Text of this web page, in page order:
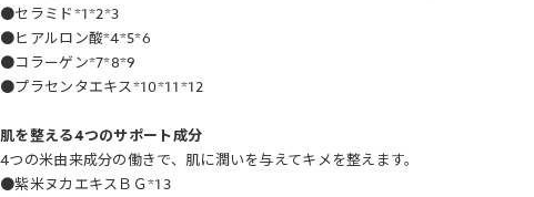
●セラミド*1*2*3
●ヒアルロン酸*4*5*6
●コラーゲン*7*8*9
●プラセンタエキス*10*11*12
肌を整える4つのサポート成分
4つの米由来成分の働きで、肌に潤いを与えてキメを整えます。
●紫米ヌカエキスＢＧ*13